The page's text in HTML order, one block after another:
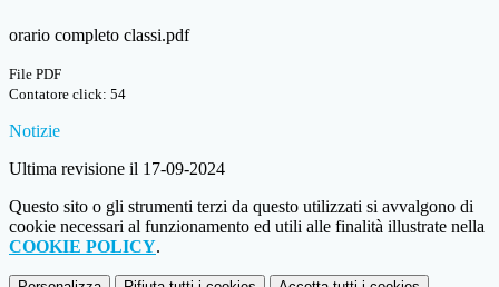
orario completo classi.pdf
File PDF
Contatore click: 54
Notizie
Ultima revisione il 17-09-2024
Questo sito o gli strumenti terzi da questo utilizzati si avvalgono di
cookie necessari al funzionamento ed utili alle finalità illustrate nella
COOKIE POLICY.